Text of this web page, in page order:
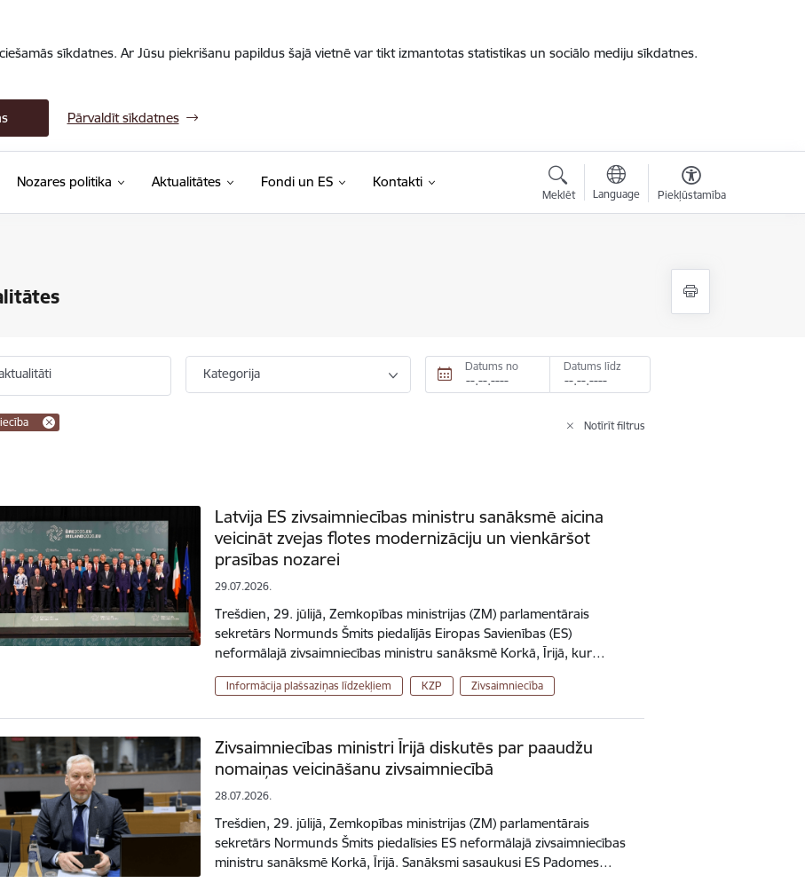
sīkdatnes. Ar Jūsu piekrišanu papildus šajā vietnē var tikt izmantotas statistikas un sociālo mediju sīkdatnes.
Pārvaldīt sīkdatnes
Nozares politika Aktualitātes Fondi un ES Kontakti
Meklēt Language Piekļūstamība
Kategorija Datums no Datums līdz
Notīrīt filtrus
Latvija ES zivsaimniecības ministru sanāksmē aicina
veicināt zvejas flotes modernizāciju un vienkāršot
prasības nozarei
29.07.2026.
Trešdien, 29. jūlijā, Zemkopības ministrijas (ZM) parlamentārais
sekretārs Normunds Šmits piedalījās Eiropas Savienības (ES)
neformālajā zivsaimniecības ministru sanāksmē Korkā, Īrijā, kur…
Informācija plašsaziņas līdzekļiem KZP Zivsaimniecība
Zivsaimniecības ministri Īrijā diskutēs par paaudžu
nomaiņas veicināšanu zivsaimniecībā
28.07.2026.
Trešdien, 29. jūlijā, Zemkopības ministrijas (ZM) parlamentārais
sekretārs Normunds Šmits piedalīsies ES neformālajā zivsaimniecības
ministru sanāksmē Korkā, Īrijā. Sanāksmi sasaukusi ES Padomes…